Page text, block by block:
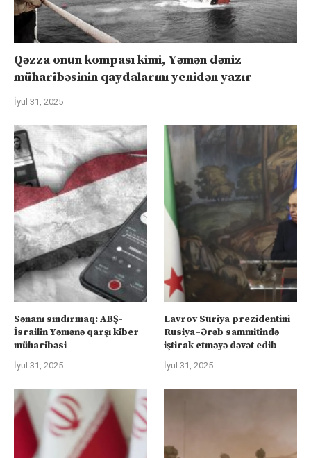
Qəzza onun kompası kimi, Yəmən dəniz
müharibəsinin qaydalarını yenidən yazır
İyul 31, 2025
Sənanı sındırmaq: ABŞ-
İsrailin Yəmənə qarşı kiber
müharibəsi
İyul 31, 2025
Lavrov Suriya prezidentini
Rusiya–Ərəb sammitində
iştirak etməyə dəvət edib
İyul 31, 2025